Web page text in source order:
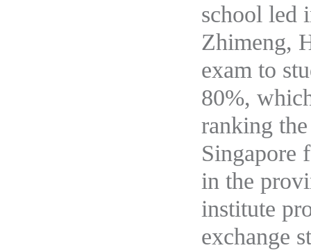
school led
Zhimeng,
exam to
80%,
ranking
Singapore
in the
institute
exchange